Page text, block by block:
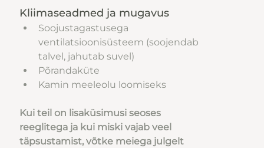
Kliimaseadmed ja mugavus
Soojustagastusega
ventilatsioonisüsteem (soojendab
talvel, jahutab suvel)
Põrandaküte
Kamin meeleolu loomiseks
Kui teil on lisaküsimusi seoses
reeglitega ja kui miski vajab veel
täpsustamist, võtke meiega julgelt